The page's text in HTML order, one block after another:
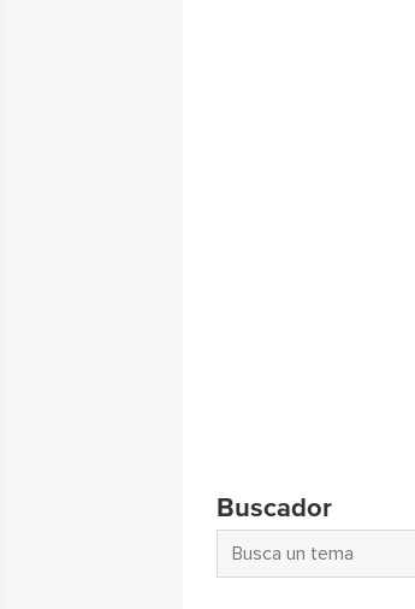
Buscador